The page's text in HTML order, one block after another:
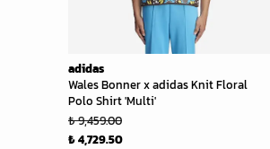
adidas
Wales Bonner x adidas Knit Floral
Polo Shirt 'Multi'
₺ 9,459.00
₺ 4,729.50